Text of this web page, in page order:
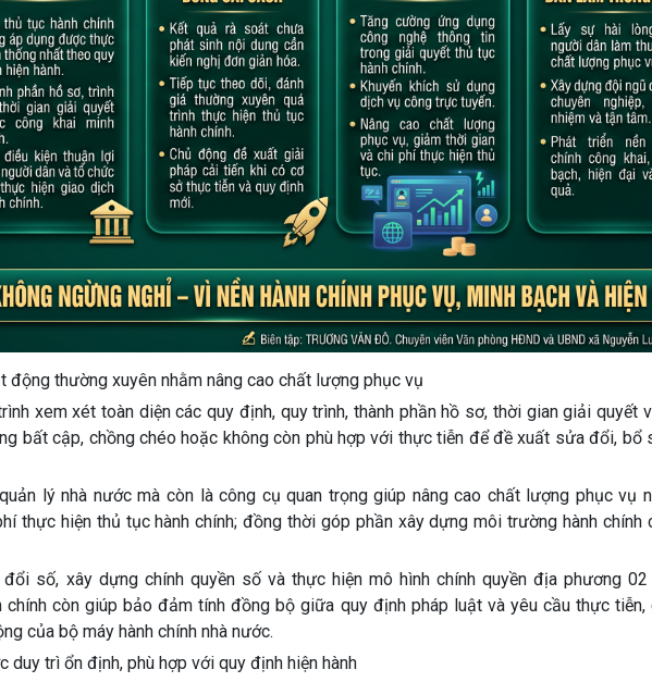
động thường xuyên nhằm nâng cao chất lượng phục vụ
xem xét toàn diện các quy định, quy trình, thành phần hồ sơ, thời gian giải quyết
bất cập, chồng chéo hoặc không còn phù hợp với thực tiễn để đề xuất sửa đổi, bổ
lý nhà nước mà còn là công cụ quan trọng giúp nâng cao chất lượng phục vụ
thực hiện thủ tục hành chính; đồng thời góp phần xây dựng môi trường hành chính
số, xây dựng chính quyền số và thực hiện mô hình chính quyền địa phương
còn giúp bảo đảm tính đồng bộ giữa quy định pháp luật và yêu cầu thực tiễn,
của bộ máy hành chính nhà nước.
duy trì ổn định, phù hợp với quy định hiện hành